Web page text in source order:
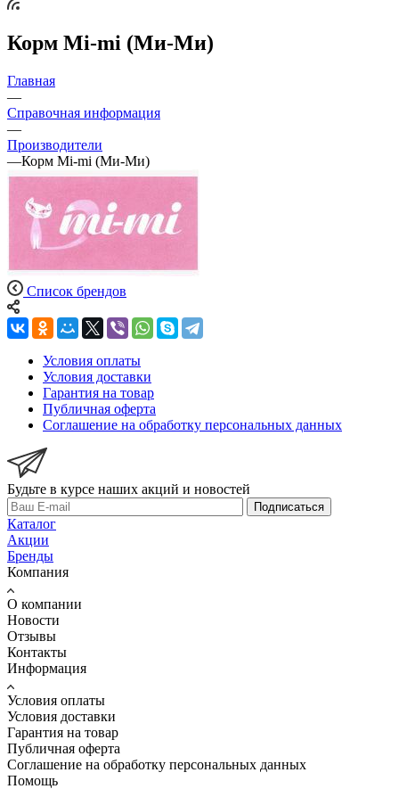
Корм Mi-mi (Ми-Ми)
Главная
—
Справочная информация
—
Производители
—Корм Mi-mi (Ми-Ми)
Список брендов
Условия оплаты
Условия доставки
Гарантия на товар
Публичная оферта
Соглашение на обработку персональных данных
Будьте в курсе наших акций и новостей
Подписаться
Каталог
Акции
Бренды
Компания
О компании
Новости
Отзывы
Контакты
Информация
Условия оплаты
Условия доставки
Гарантия на товар
Публичная оферта
Соглашение на обработку персональных данных
Помощь